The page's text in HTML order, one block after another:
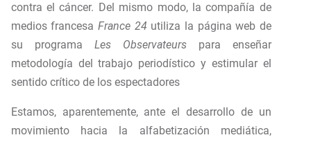
contra el cáncer. Del mismo modo, la compañía de
medios francesa France 24 utiliza la página web de
su programa Les Observateurs para enseñar
metodología del trabajo periodístico y estimular el
sentido crítico de los espectadores
Estamos, aparentemente, ante el desarrollo de un
movimiento hacia la alfabetización mediática,